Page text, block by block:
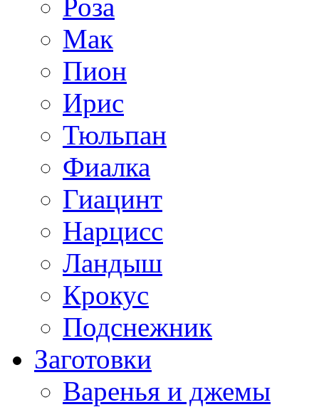
Роза
Мак
Пион
Ирис
Тюльпан
Фиалка
Гиацинт
Нарцисс
Ландыш
Крокус
Подснежник
Заготовки
Варенья и джемы